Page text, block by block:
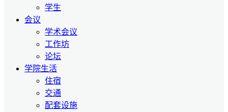
学生
会议
学术会议
工作坊
论坛
学院生活
住宿
交通
配套设施